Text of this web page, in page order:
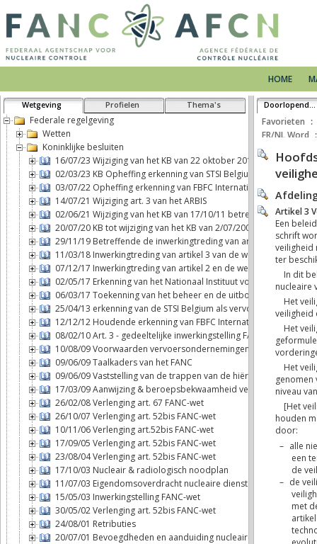
HOME
Wetgeving Profielen Thema's
Federale regelgeving
Wetten
Koninklijke besluiten
16/07/23 Wijziging van het KB van 22 oktober 2017 betreffende
02/03/23 KB Opheffing erkenning van STSI Belgium als
03/07/22 Opheffing erkenning van FBFC International als
14/07/21 Wijziging art. 3 van het ARBIS
02/06/21 Wijziging van het KB van 17/10/11 betreffende fysieke
20/07/20 KB tot wijziging van het KB van 2/07/2001 BSS
29/11/19 Betreffende de inwerkingtreding van artikel 2, b), van
11/03/18 Inwerkingtreding van artikel 3 van de wet van 7 mei
07/12/17 Inwerkingtreding van artikel 2 en de wettelijke
02/05/17 Erkenning van het Nationaal Instituut voor Radio-
06/03/17 Toekenning van het beheer en de uitbouw van een
25/04/13 erkenning van de STSI Belgium als vervoerder van
12/12/12 Houdende erkenning van FBFC International als
08/02/10 Art. 3 - gedeeltelijke inwerkingstelling FANC-wet
10/08/09 Voorwaarden vervoersondernemingen
09/06/09 Taalkaders van het FANC
09/06/09 Vaststelling van de trappen van de hiërarchie
17/03/09 Aanwijzing & beroepsbekwaamheid
26/02/08 Verlenging art. 67 FANC-wet
26/10/07 Verlenging art. 52bis FANC-wet
10/11/06 Verlenging art.52bis FANC-wet
17/09/05 Verlenging art. 52bis FANC-wet
23/08/04 Verlenging art. 52bis FANC-wet
17/10/03 Nucleair & radiologisch noodplan
11/07/03 Eigendomsoverdracht nucleaire diensten - FANC
15/05/03 Inwerkingstelling FANC-wet
30/05/02 Verlenging art. 52bis FANC-wet
24/08/01 Retributies
20/07/01 Bevoegdheden en aanduiding nucleaire inspecteurs
Doorlopende tekst
Favorieten
FR/NL Word